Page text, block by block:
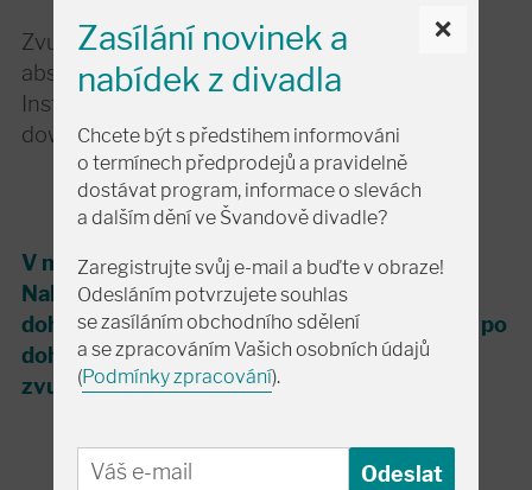
Zvukař Švandova divadlaOndra Nosek
absolvoval obor audio engineering na SAE
Institute Amsterdam a tvoří polovinu
downtempového dua V&3.
V moderně technologicky vybaveném
Nahrávacím studiu Švandova divadla, pod
dohledem kvalifikovaných zvukařů, můžete po
dohodě, v klidu a pohodě, získat kvalitní
zvukovou nahrávku.
×
Zasílání novinek a
nabídek z divadla
Chcete být s předstihem informováni
o termínech předprodejů a pravidelně
dostávat program, informace o slevách
a dalším dění ve Švandově divadle?
Zaregistrujte svůj e-mail a buďte v obraze!
Odesláním potvrzujete souhlas
se zasíláním obchodního sdělení
a se zpracováním Vašich osobních údajů
(Podmínky zpracování).